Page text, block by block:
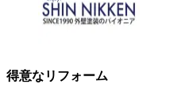
得意なリフォーム